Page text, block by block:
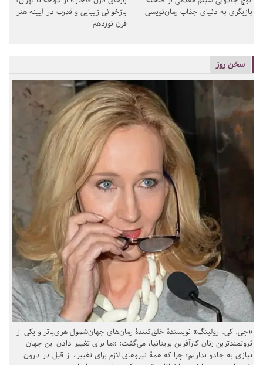
بازیگری به دنیای جذاب رمان‌نویسی
بازخوانی زیبایی و قدرت در آیینه هنر
قرن نوزدهم
سخن روز
«جی. کی. رولینگ» نویسندهٔ خلق‌کنندهٔ رمان‌های جهان‌شمول هری‌پاتر و یکی از
ثروتمندترین زنان کارآفرین بریتانیا، می‌گفت: «ما برای تغییر دادن این جهان
نیازی به جادو نداریم؛ چرا که همهٔ نیروهای لازم برای تغییر، از قبل در درون